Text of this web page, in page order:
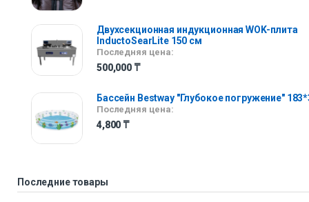
Двухсекционная индукционная WOK-плита
InductoSearLite 150 см
Последняя цена:
500,000 ₸
Бассейн Bestway "Глубокое погружение"
Последняя цена:
4,800 ₸
Последние товары